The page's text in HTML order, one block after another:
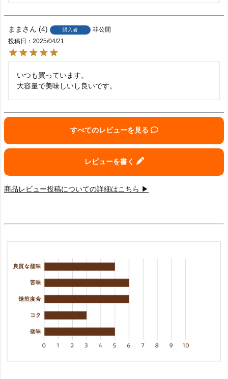
まま 4 購入者
非公開
投稿日
2025/04/21
いつも買っています。
大容量で美味しいし良いです。
すべてのレビューを見る
レビューを書く
商品レビュー投稿についての詳細はこちら ▶